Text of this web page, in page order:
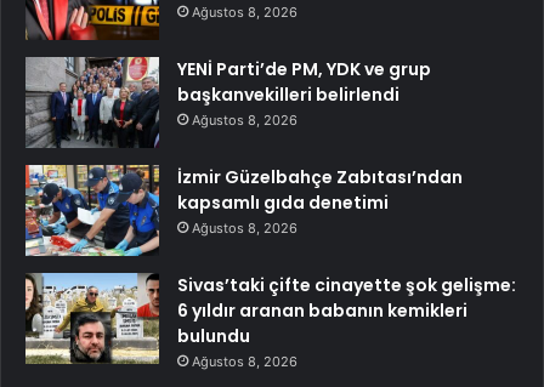
Ağustos 8, 2026
YENİ Parti’de PM, YDK ve grup
başkanvekilleri belirlendi
Ağustos 8, 2026
İzmir Güzelbahçe Zabıtası’ndan
kapsamlı gıda denetimi
Ağustos 8, 2026
Sivas’taki çifte cinayette şok gelişme:
6 yıldır aranan babanın kemikleri
bulundu
Ağustos 8, 2026